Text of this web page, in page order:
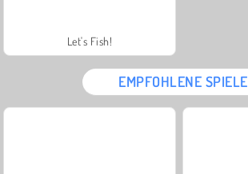
Let's Fish!
EMPFOHLENE SPIELE